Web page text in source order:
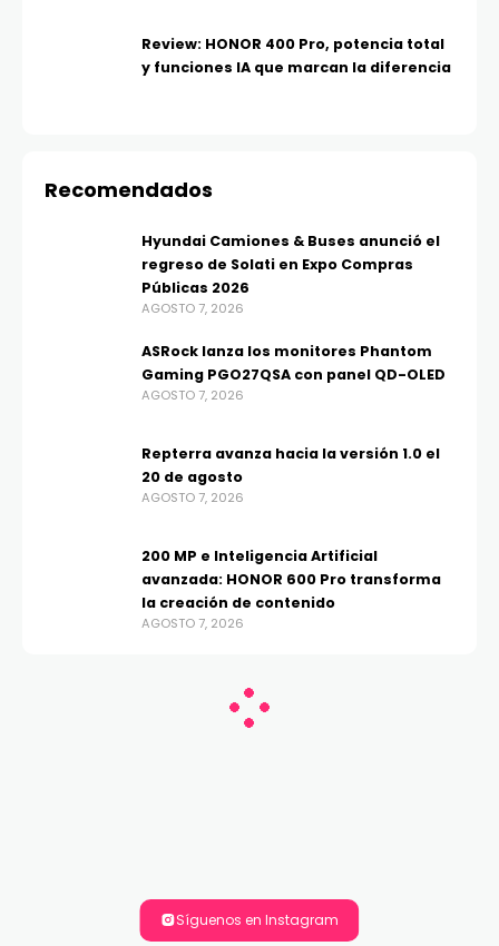
Review: HONOR 400 Pro, potencia total
y funciones IA que marcan la diferencia
Recomendados
Hyundai Camiones & Buses anunció el
regreso de Solati en Expo Compras
Públicas 2026
AGOSTO 7, 2026
ASRock lanza los monitores Phantom
Gaming PGO27QSA con panel QD-OLED
AGOSTO 7, 2026
Repterra avanza hacia la versión 1.0 el
20 de agosto
AGOSTO 7, 2026
200 MP e Inteligencia Artificial
avanzada: HONOR 600 Pro transforma
la creación de contenido
AGOSTO 7, 2026
Síguenos en Instagram